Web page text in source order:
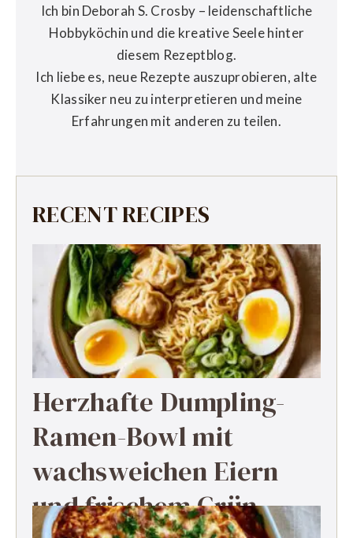
Ich bin Deborah S. Crosby – leidenschaftliche
Hobbyköchin und die kreative Seele hinter
diesem Rezeptblog.
Ich liebe es, neue Rezepte auszuprobieren, alte
Klassiker neu zu interpretieren und meine
Erfahrungen mit anderen zu teilen.
RECENT RECIPES
Herzhafte Dumpling-
Ramen-Bowl mit
wachsweichen Eiern
und frischem Grün